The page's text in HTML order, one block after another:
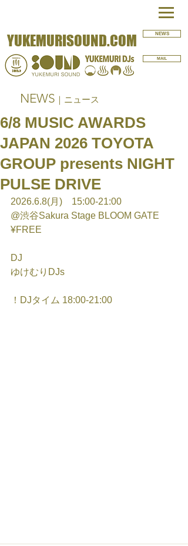
YUKEMURISOUND.COM NEWS
MAIL
NEWS ｜ニュース
6/8 MUSIC AWARDS
JAPAN 2026 TOYOTA
GROUP presents NIGHT
PULSE DRIVE
2026.6.8(月)　15:00-21:00
@渋谷Sakura Stage BLOOM GATE
¥FREE
DJ
ゆけむりDJs
！DJタイム 18:00-21:00